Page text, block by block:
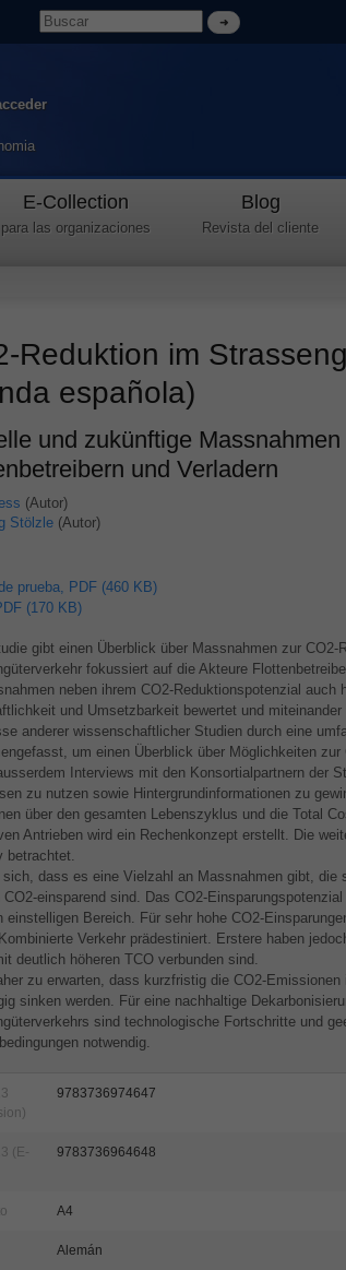
E-Collection
para las organizaciones
Blog
Revista del cliente
Reduktion im
española)
und zukünftige
und Verladern
(Autor)
Stölzle(Autor)
prueba, PDF (460 KB)
(170 KB)
gibt einen Überblick über Massnahmen zur CO2-
fokussiert auf die Akteure
neben ihrem CO2-Reduktionspotenzial auch
und Umsetzbarkeit bewertet und
anderer wissenschaftlicher Studien durch eine
um einen Überblick über Möglichkeiten
Interviews mit den Konsortialpartnern der
zu nutzen sowie Hintergrundinformationen zu
über den gesamten Lebenszyklus und die Total
Antrieben wird ein Rechenkonzept erstellt. Die
betrachtet.
dass es eine Vielzahl an Massnahmen gibt, die
einsparend sind. Das CO2-
einstelligen Bereich. Für sehr hohe CO2-
Verkehr prädestiniert. Erstere haben
deutlich höheren TCOverbunden sind.
zu erwarten, dass kurzfristig die CO2-
sinken werden. Für eine nachhaltige
sind technologische Fortschritte und
notwendig.
9783736974647
(E-
9783736964648
A4
Alemán